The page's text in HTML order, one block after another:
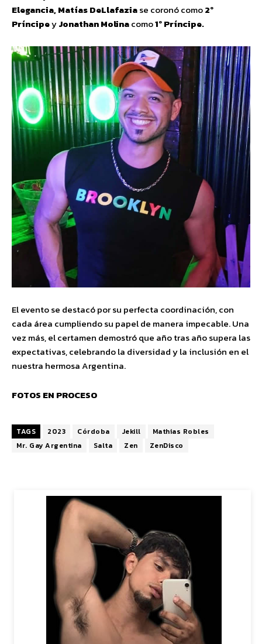
Elegancia, Matías DeLlafaziase coronó como2º
PríncipeyJonathan Molinacomo1º Príncipe.
El evento se destacó por su perfecta coordinación, con
cada área cumpliendo su papel de manera impecable. Una
vez más, el certamen demostró que año tras año supera las
expectativas, celebrando la diversidad y la inclusión en el
nuestra hermosa Argentina.
FOTOS EN PROCESO
TAGS 2023 Córdoba Jekill
Mathias Robles
Mr. Gay Argentina
Salta Zen ZenDisco